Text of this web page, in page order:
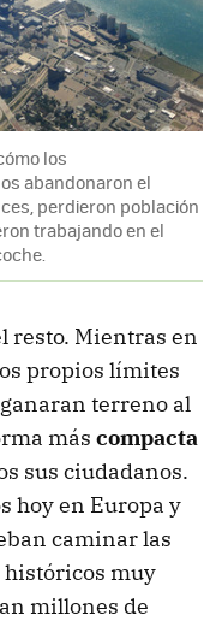
los
abandonaron el
perdieron población
trabajando en el
resto. Mientras en
propios límites
terreno al
más compacta
sus ciudadanos.
hoy en Europa y
caminar las
históricos muy
millones de